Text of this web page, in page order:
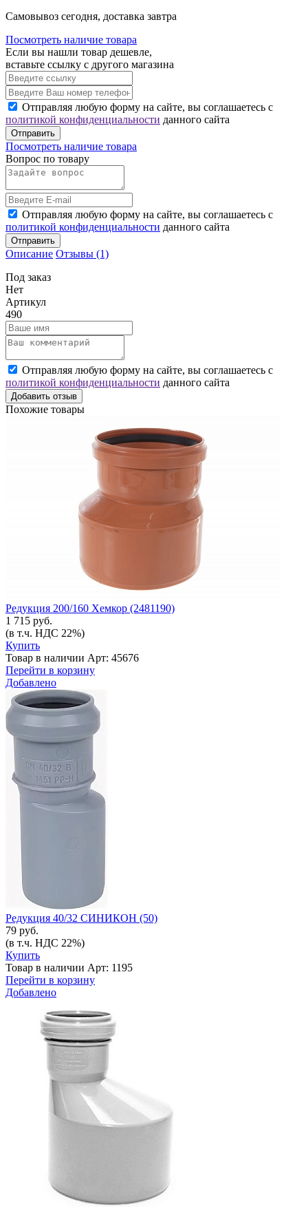
Cамовывоз сегодня, доставка завтра
Посмотреть наличие товара
Если вы нашли товар дешевле,
вставьте ссылку с другого магазина
Отправляя любую форму на сайте, вы соглашаетесь с
политикой конфиденциальности данного сайта
Отправить
Посмотреть наличие товара
Вопрос по товару
Отправляя любую форму на сайте, вы соглашаетесь с
политикой конфиденциальности данного сайта
Отправить
Описание Отзывы (1)
Под заказ
Нет
Артикул
490
Отправляя любую форму на сайте, вы соглашаетесь с
политикой конфиденциальности данного сайта
Добавить отзыв
Похожие товары
Редукция 200/160 Хемкор (2481190)
1 715 руб.
(в т.ч. НДС 22%)
Купить
Товар в наличии Арт: 45676
Перейти в корзину
Добавлено
Редукция 40/32 СИНИКОН (50)
79 руб.
(в т.ч. НДС 22%)
Купить
Товар в наличии Арт: 1195
Перейти в корзину
Добавлено